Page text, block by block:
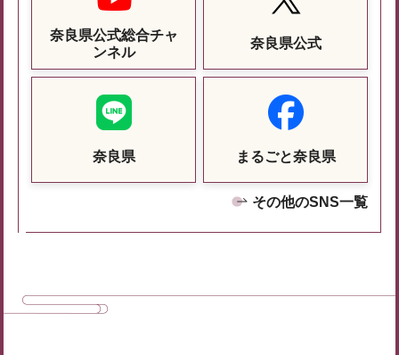
奈良県公式総合チャ
ンネル
奈良県公式
奈良県 まるごと奈良県
その他のSNS一覧